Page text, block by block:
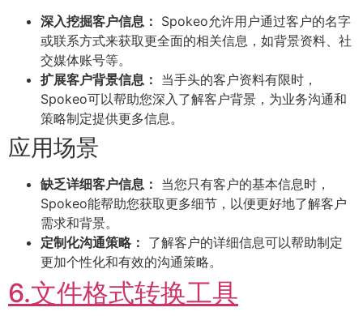
深入挖掘客户信息： Spokeo允许用户通过客户的名字
或联系方式来获取更全面的相关信息，如背景资料、社
交媒体账号等。
扩展客户背景信息： 当手头的客户资料有限时，
Spokeo可以帮助您深入了解客户背景，为业务沟通和
策略制定提供更多信息。
应用场景
缺乏详细客户信息： 当您只有客户的基本信息时，
Spokeo能帮助您获取更多细节，以便更好地了解客户
需求和背景。
定制化沟通策略： 了解客户的详细信息可以帮助制定
更加个性化和有效的沟通策略。
6.文件格式转换工具